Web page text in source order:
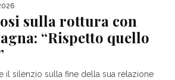
sulla rottura con
“Rispetto quello
il silenzio sulla fine della sua relazione